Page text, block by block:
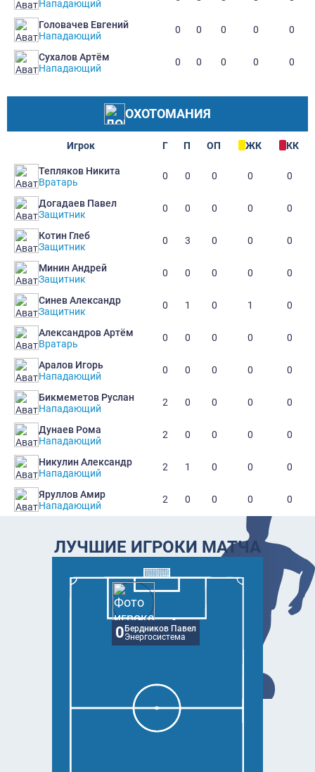
Нападающий
Головачев Евгений
Нападающий
0 0 0 0 0
Сухалов Артём
Нападающий
0 0 0 0 0
ОХОТОМАНИЯ
Игрок Г П ОП ЖК КК
Тепляков Никита
Вратарь
0 0 0 0 0
Догадаев Павел
Защитник
0 0 0 0 0
Котин Глеб
Защитник
0 3 0 0 0
Минин Андрей
Защитник
0 0 0 0 0
Синев Александр
Защитник
0 1 0 1 0
Александров Артём
Вратарь
0 0 0 0 0
Аралов Игорь
Нападающий
0 0 0 0 0
Бикмеметов Руслан
Нападающий
2 0 0 0 0
Дунаев Рома
Нападающий
2 0 0 0 0
Никулин Александр
Нападающий
2 1 0 0 0
Яруллов Амир
Нападающий
2 0 0 0 0
ЛУЧШИЕ ИГРОКИ МАТЧА
0Бердников Павел
Энергосистема